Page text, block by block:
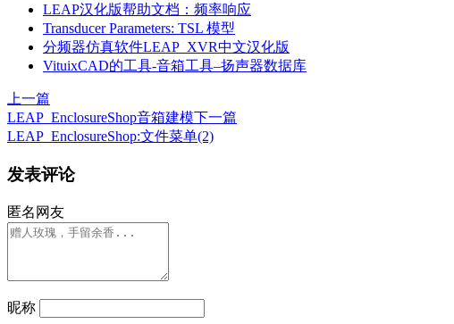
LEAP汉化版帮助文档：频率响应
Transducer Parameters: TSL 模型
分频器仿真软件LEAP_XVR中文汉化版
VituixCAD的工具-音箱工具–扬声器数据库
上一篇
LEAP_EnclosureShop音箱建模下一篇
LEAP_EnclosureShop:文件菜单(2)
发表评论
匿名网友
昵称